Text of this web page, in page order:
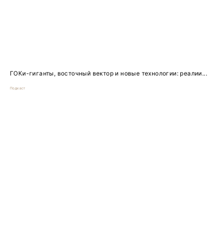
ГОКи-гиганты, восточный вектор и новые технологии: реалии...
Подкаст